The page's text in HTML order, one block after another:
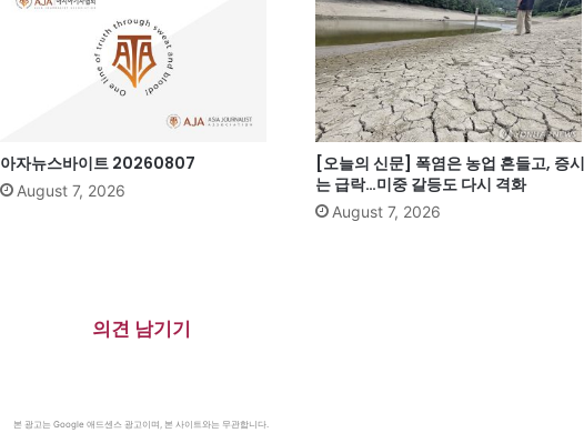
아자뉴스바이트 20260807
August 7, 2026
[오늘의 신문] 폭염은 농업 흔들고, 증시
는 급락…미중 갈등도 다시 격화
August 7, 2026
의견 남기기
본 광고는 Google 애드센스 광고이며, 본 사이트와는 무관합니다.